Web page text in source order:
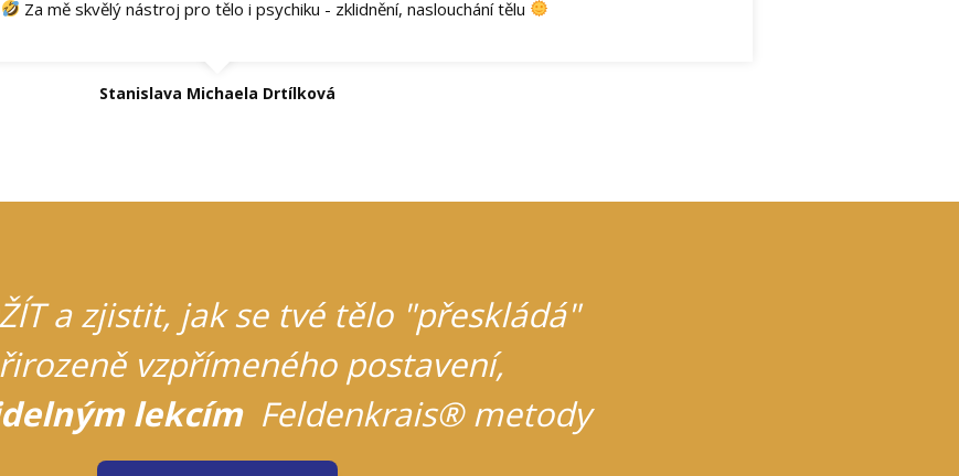
Za mě skvělý nástroj pro tělo i psychiku - zklidnění, naslouchání tělu
Stanislava Michaela Drtílková
a zjistit, jak se tvé tělo "přeskládá"
vzpřímeného postavení,
lekcímFeldenkrais® metody